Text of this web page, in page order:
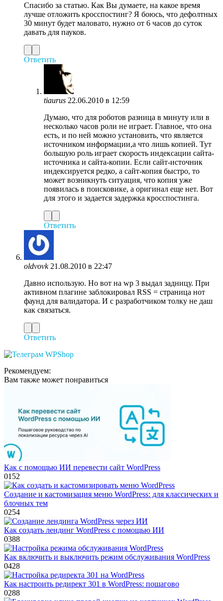
Спасибо за статью. Как Вы думаете, на какое время
лучше отложить кросспостинг? Я боюсь, что дефолтных
30 минут будет маловато, нужно от 6 часов до суток
давать для пауков.
Ответить
tiaurus 22.06.2010 в 12:59
Думаю, что для роботов разница в минуту или в
несколько часов роли не играет. Главное, что она
есть, и по ней можно установить, что является
источником информации,а что лишь копией. Тут
большую роль играет скорость индексации сайта-
источника и сайта-копии. Если сайт-источник
индексируется редко, а сайт-копия быстро, то
может возникнуть ситуация, что копия уже
появилась в поисковике, а оригинал еще нет. Вот
для этого и задается задержка кросспостинга.
Ответить
oldvovk 21.08.2010 в 22:47
Давно использую. Но вот на wp 3 выдал задницу. При
активном плагине заблокировал RSS = страница нот
фаунд для валидатора. И с разработчиком толку не даш
как связаться.
Ответить
Рекомендуем:
Вам также может понравиться
Как с помощью ИИ перевести сайт WordPress
0152
Создание и кастомизация меню WordPress: для классических и
блочных тем
0254
Как создать лендинг WordPress с помощью ИИ
0388
Как включить и выключить режим обслуживания WordPress
0428
Как настроить редирект 301 в WordPress: пошагово
0288